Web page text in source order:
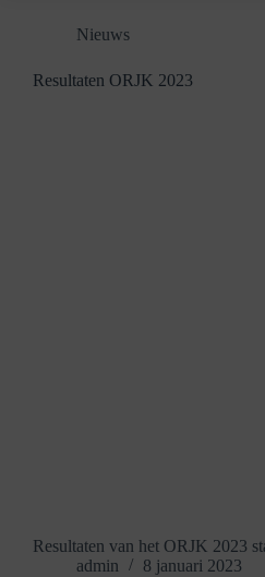
Nieuws
Resultaten ORJK 2023
Resultaten van het ORJK 2023
admin
8 januari 2023